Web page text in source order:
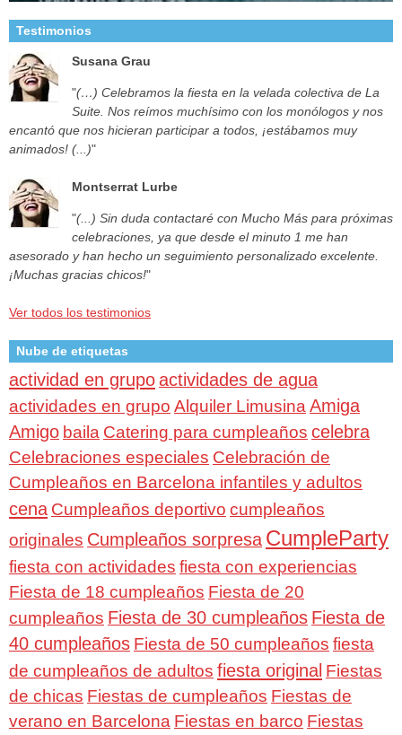
Testimonios
Susana Grau
"(…) Celebramos la fiesta en la velada colectiva de La
Suite. Nos reímos muchísimo con los monólogos y nos
encantó que nos hicieran participar a todos, ¡estábamos muy
animados! (...)"
Montserrat Lurbe
"(...) Sin duda contactaré con Mucho Más para próximas
celebraciones, ya que desde el minuto 1 me han
asesorado y han hecho un seguimiento personalizado excelente.
¡Muchas gracias chicos!"
Ver todos los testimonios
Nube de etiquetas
actividad en grupoactividades de agua
actividades en grupo Alquiler Limusina Amiga
Amigo baila Catering para cumpleaños celebra
Celebraciones especiales Celebración de
Cumpleaños en Barcelona infantiles y adultos
cena Cumpleaños deportivo cumpleaños
originales Cumpleaños sorpresa CumpleParty
fiesta con actividades fiesta con experiencias
Fiesta de 18 cumpleaños Fiesta de 20
cumpleaños Fiesta de 30 cumpleaños Fiesta de
40 cumpleaños Fiesta de 50 cumpleaños fiesta
de cumpleaños de adultos fiesta original Fiestas
de chicas Fiestas de cumpleaños Fiestas de
verano en Barcelona Fiestas en barco Fiestas